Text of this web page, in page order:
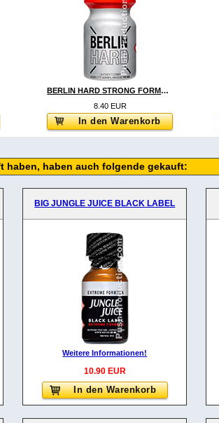
BERLIN HARD STRONG FORMULA small
8.40 EUR
In den Warenkorb
haben, haben auch folgende gekauft:
BIG JUNGLE JUICE BLACK LABEL
Weitere Informationen!
10.90 EUR
In den Warenkorb